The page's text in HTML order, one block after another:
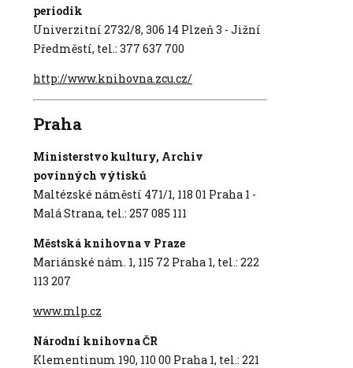
periodik
Univerzitní 2732/8, 306 14 Plzeň 3 - Jižní
Předměstí, tel.: 377 637 700
http://www.knihovna.zcu.cz/
Praha
Ministerstvo kultury, Archiv
povinných výtisků
Maltézské náměstí 471/1, 118 01 Praha 1 -
Malá Strana, tel.: 257 085 111
Městská knihovna v Praze
Mariánské nám. 1, 115 72 Praha 1, tel.: 222
113 207
www.mlp.cz
Národní knihovna ČR
Klementinum 190, 110 00 Praha 1, tel.: 221